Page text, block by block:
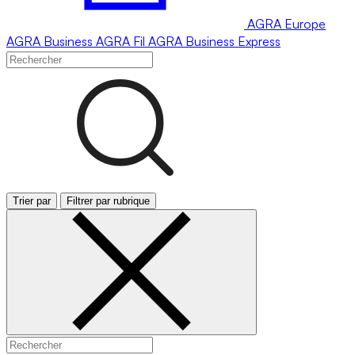
AGRA Europe
AGRA Business AGRA Fil AGRA Business Express
Trier par Filtrer par rubrique